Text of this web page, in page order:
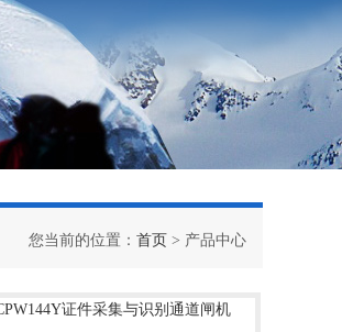
您当前的位置： 首页 > 产品中心